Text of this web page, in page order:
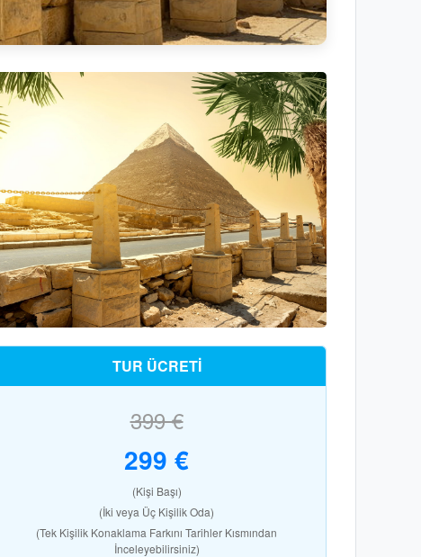
TUR ÜCRETİ
399 €
299 €
(Kişi Başı)
(İki veya Üç Kişilik Oda)
(Tek Kişilik Konaklama Farkını Tarihler Kısmından
İnceleyebilirsiniz)